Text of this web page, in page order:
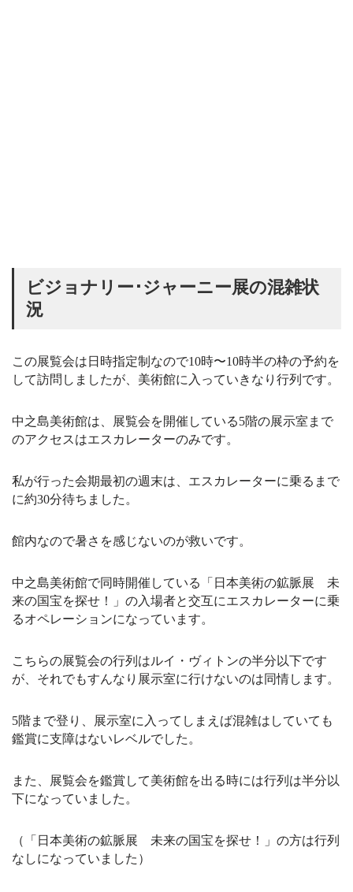
ビジョナリー･ジャーニー展の混雑状
況
この展覧会は日時指定制なので10時〜10時半の枠の予約を
して訪問しましたが、美術館に入っていきなり行列です。
中之島美術館は、展覧会を開催している5階の展示室まで
のアクセスはエスカレーターのみです。
私が行った会期最初の週末は、エスカレーターに乗るまで
に約30分待ちました。
館内なので暑さを感じないのが救いです。
中之島美術館で同時開催している「日本美術の鉱脈展 未
来の国宝を探せ！」の入場者と交互にエスカレーターに乗
るオペレーションになっています。
こちらの展覧会の行列はルイ・ヴィトンの半分以下です
が、それでもすんなり展示室に行けないのは同情します。
5階まで登り、展示室に入ってしまえば混雑はしていても
鑑賞に支障はないレベルでした。
また、展覧会を鑑賞して美術館を出る時には行列は半分以
下になっていました。
（「日本美術の鉱脈展 未来の国宝を探せ！」の方は行列
なしになっていました）